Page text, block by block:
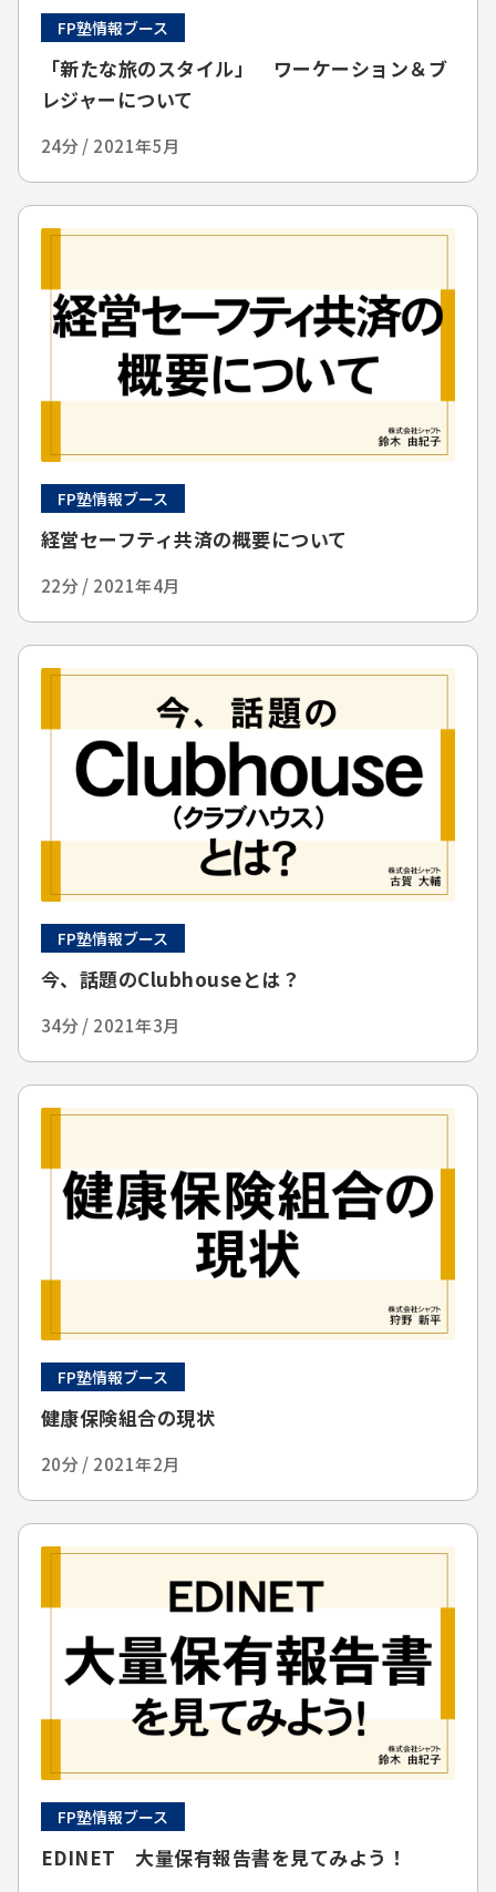
FP塾情報ブース
「新たな旅のスタイル」 ワーケーション＆ブ
レジャーについて
24分 / 2021年5月
FP塾情報ブース
経営セーフティ共済の概要について
22分 / 2021年4月
FP塾情報ブース
今、話題のClubhouseとは？
34分 / 2021年3月
FP塾情報ブース
健康保険組合の現状
20分 / 2021年2月
FP塾情報ブース
EDINET 大量保有報告書を見てみよう！